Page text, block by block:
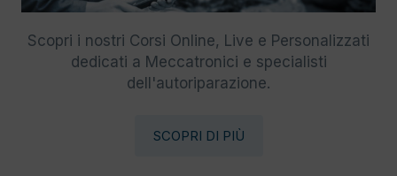
Scopri i nostri Corsi Online, Live e Personalizzati
dedicati a Meccatronici e specialisti
dell'autoriparazione.
SCOPRI DI PIÙ